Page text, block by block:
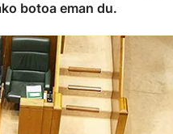
botoa eman du.